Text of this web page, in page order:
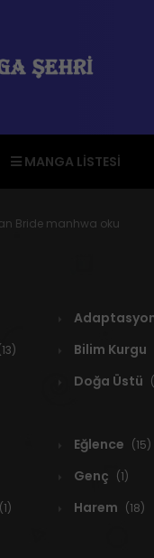
MANGA LISTESI
Bride manhwa oku
Bilim Kurgu
Doğa Üstü
Eğlence (15)
Genç (1)
(1) Harem (18)